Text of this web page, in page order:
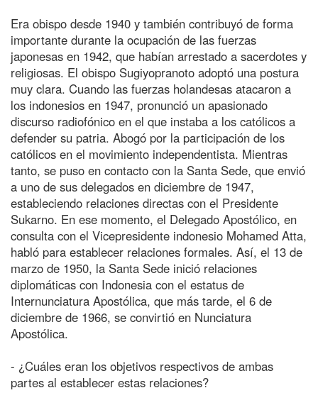
Era obispo desde 1940 y también contribuyó de forma
importante durante la ocupación de las fuerzas
japonesas en 1942, que habían arrestado a sacerdotes y
religiosas. El obispo Sugiyopranoto adoptó una postura
muy clara. Cuando las fuerzas holandesas atacaron a
los indonesios en 1947, pronunció un apasionado
discurso radiofónico en el que instaba a los católicos a
defender su patria. Abogó por la participación de los
católicos en el movimiento independentista. Mientras
tanto, se puso en contacto con la Santa Sede, que envió
a uno de sus delegados en diciembre de 1947,
estableciendo relaciones directas con el Presidente
Sukarno. En ese momento, el Delegado Apostólico, en
consulta con el Vicepresidente indonesio Mohamed Atta,
habló para establecer relaciones formales. Así, el 13 de
marzo de 1950, la Santa Sede inició relaciones
diplomáticas con Indonesia con el estatus de
Internunciatura Apostólica, que más tarde, el 6 de
diciembre de 1966, se convirtió en Nunciatura
Apostólica.
- ¿Cuáles eran los objetivos respectivos de ambas
partes al establecer estas relaciones?